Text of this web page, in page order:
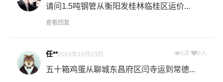
1、以上衡阳至桂林物流运费仅为站到站报价(不含取货送货
方客服实际报价单为准！
如何计算衡阳至桂林物流费用总报价？
请问1.5吨钢管从衡阳发桂林临桂区运价...
查看回复
任**2024年10月23日 0次 0人
五十箱鸡蛋从聊城东昌府区闫寺运到常德...